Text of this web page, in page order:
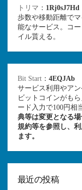
トリマ ： 1Rj0sJ7Hd
歩数や移動距離で
能なサービス。コ
イル貰える。
Bit Start ： 4EQJAb
サービス利用やア
ビットコインがも
ード入力で100円相
典等は変更となる
規約等を参照し、
ます。
最近の投稿